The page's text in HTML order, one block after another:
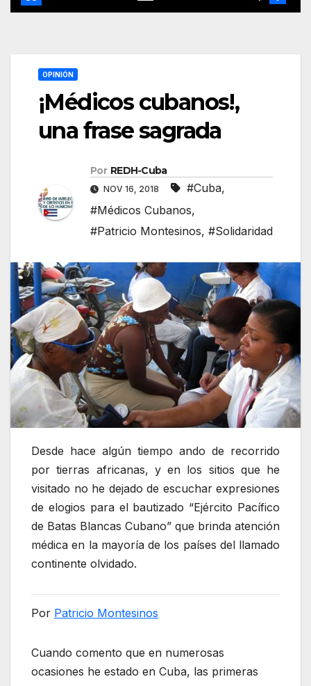
OPINIÓN
¡Médicos cubanos!,
una frase sagrada
Por REDH-Cuba
NOV 16, 2018 #Cuba,
#Médicos Cubanos,
#Patricio Montesinos, #Solidaridad
Desde hace algún tiempo ando de recorrido
por tierras africanas, y en los sitios que he
visitado no he dejado de escuchar expresiones
de elogios para el bautizado “Ejército Pacífico
de Batas Blancas Cubano” que brinda atención
médica en la mayoría de los países del llamado
continente olvidado.
Por Patricio Montesinos
Cuando comento que en numerosas
ocasiones he estado en Cuba, las primeras